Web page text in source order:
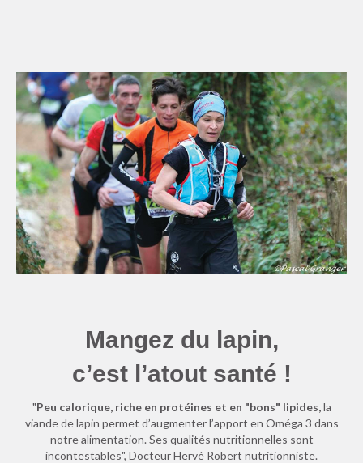
Mangez du lapin,
c’est l’atout santé !
"Peu calorique, riche en protéines et en "bons" lipides,la
viande de lapin permet d’augmenter l’apport en Oméga 3 dans
notre alimentation. Ses qualités nutritionnelles sont
incontestables", Docteur Hervé Robert nutritionniste.